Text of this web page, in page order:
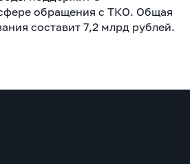
обращения с ТКО. Общая
составит 7,2 млрд рублей.